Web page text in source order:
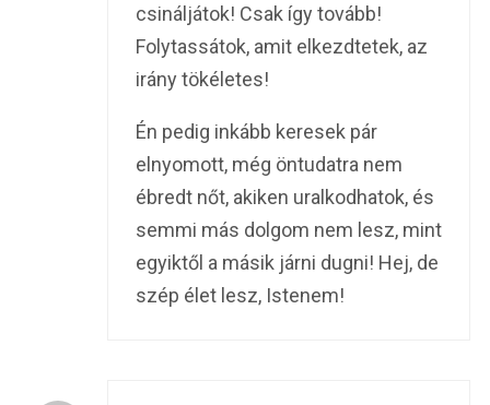
csináljátok! Csak így tovább!
Folytassátok, amit elkezdtetek, az
irány tökéletes!
Én pedig inkább keresek pár
elnyomott, még öntudatra nem
ébredt nőt, akiken uralkodhatok, és
semmi más dolgom nem lesz, mint
egyiktől a másik járni dugni! Hej, de
szép élet lesz, Istenem!